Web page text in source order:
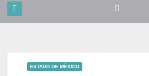
ESTADO DE MÉXICO